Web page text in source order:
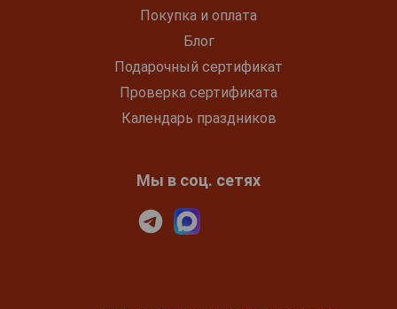
Покупка и оплата
Блог
Подарочный сертификат
Проверка сертификата
Календарь праздников
Мы в соц. сетях